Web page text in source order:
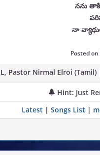
నను తాకి
నా
Posted on
Pastor Nirmal Elroi
Hint: Just
Latest | Songs List|